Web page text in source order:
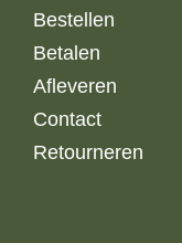
Bestellen
Betalen
Afleveren
Contact
Retourneren